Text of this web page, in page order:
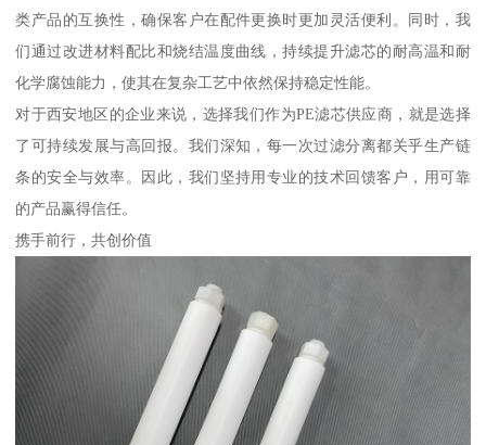
类产品的互换性，确保客户在配件更换时更加灵活便利。同时，我
们通过改进材料配比和烧结温度曲线，持续提升滤芯的耐高温和耐
化学腐蚀能力，使其在复杂工艺中依然保持稳定性能。
对于西安地区的企业来说，选择我们作为PE滤芯供应商，就是选择
了可持续发展与高回报。我们深知，每一次过滤分离都关乎生产链
条的安全与效率。因此，我们坚持用专业的技术回馈客户，用可靠
的产品赢得信任。
携手前行，共创价值